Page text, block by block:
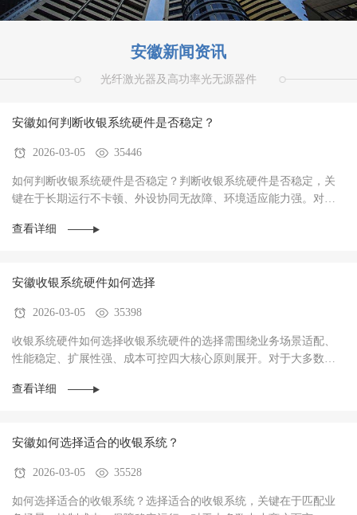
安徽新闻资讯
光纤激光器及高功率光无源器件
安徽如何判断收银系统硬件是否稳定？
2026-03-05 35446
如何判断收银系统硬件是否稳定？判断收银系统硬件是否稳定，关
键在于‌长期运行不卡顿、外设协同无故障、环境适应能力强‌。对于
查看详细
安徽收银系统硬件如何选择
2026-03-05 35398
收银系统硬件如何选择收银系统硬件的选择需围绕‌业务场景适配、
性能稳定、扩展性强、成本可控‌四大核心原则展开。对于大多数商
查看详细
安徽如何选择适合的收银系统？
2026-03-05 35528
如何选择适合的收银系统？选择适合的收银系统，关键在于‌匹配业